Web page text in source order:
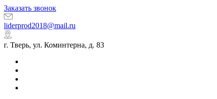
Заказать звонок
liderprod2018@mail.ru
г. Тверь, ул. Коминтерна, д. 83